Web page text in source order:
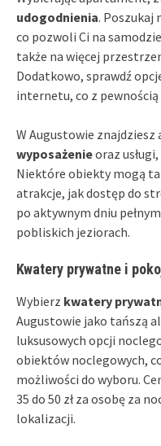
udogodnienia. Poszukaj
co pozwoli Ci na
także na więcej
Dodatkowo, sprawdź
internetu, co z
W Augustowie
wyposażenieoraz
Niektóre obiekty mogą
atrakcje, jak dostęp do
po aktywnym dniu
pobliskich jeziorach.
Kwatery prywatne i
Wybierz kwatery
Augustowie jako tańszą
luksusowych opcji
obiektów noclegowych,
możliwości do wyboru.
35 do 50 zł za osobę za
lokalizacji.